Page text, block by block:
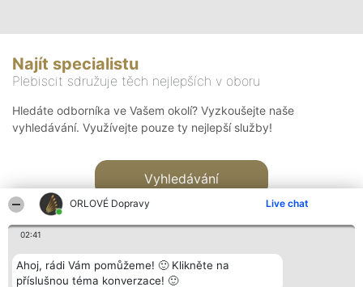
ORLOVÉ Dopravy Live chat
02:41
Ahoj, rádi Vám pomůžeme! 🙂 Klikněte na
příslušnou téma konverzace! 🙂
Najít specialistu
Plebiscit sdružuje těch nejlepších v oboru
Hledáte odborníka ve Vašem okolí? Vyzkoušejte naše
vyhledávání. Využívejte pouze ty nejlepší služby!
Vyhledávání